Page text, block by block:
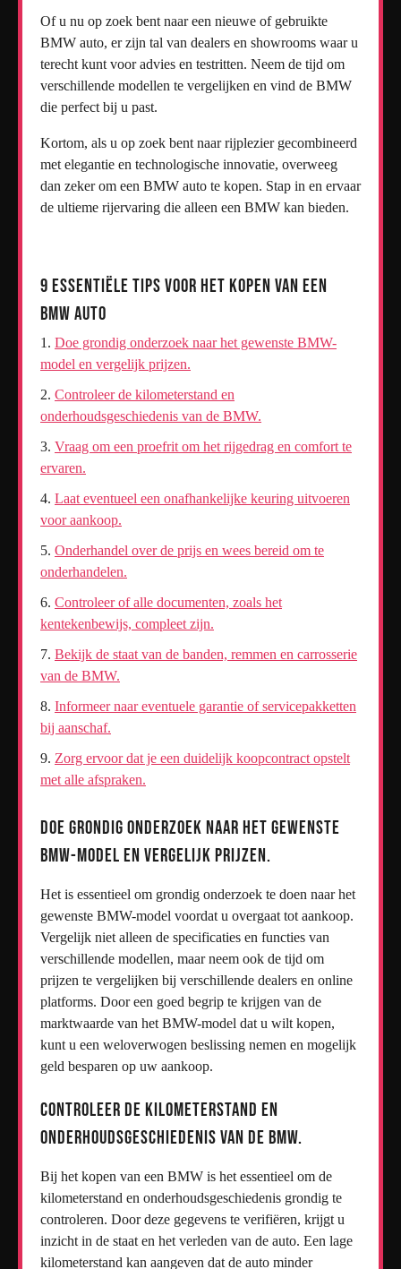
Of u nu op zoek bent naar een nieuwe of gebruikte
BMW auto, er zijn tal van dealers en showrooms waar u
terecht kunt voor advies en testritten. Neem de tijd om
verschillende modellen te vergelijken en vind de BMW
die perfect bij u past.
Kortom, als u op zoek bent naar rijplezier gecombineerd
met elegantie en technologische innovatie, overweeg
dan zeker om een BMW auto te kopen. Stap in en ervaar
de ultieme rijervaring die alleen een BMW kan bieden.
9 Essentiële Tips voor het Kopen van een
BMW Auto
Doe grondig onderzoek naar het gewenste BMW-
model en vergelijk prijzen.
Controleer de kilometerstand en
onderhoudsgeschiedenis van de BMW.
Vraag om een proefrit om het rijgedrag en comfort te
ervaren.
Laat eventueel een onafhankelijke keuring uitvoeren
voor aankoop.
Onderhandel over de prijs en wees bereid om te
onderhandelen.
Controleer of alle documenten, zoals het
kentekenbewijs, compleet zijn.
Bekijk de staat van de banden, remmen en carrosserie
van de BMW.
Informeer naar eventuele garantie of servicepakketten
bij aanschaf.
Zorg ervoor dat je een duidelijk koopcontract opstelt
met alle afspraken.
Doe grondig onderzoek naar het gewenste
BMW-model en vergelijk prijzen.
Het is essentieel om grondig onderzoek te doen naar het
gewenste BMW-model voordat u overgaat tot aankoop.
Vergelijk niet alleen de specificaties en functies van
verschillende modellen, maar neem ook de tijd om
prijzen te vergelijken bij verschillende dealers en online
platforms. Door een goed begrip te krijgen van de
marktwaarde van het BMW-model dat u wilt kopen,
kunt u een weloverwogen beslissing nemen en mogelijk
geld besparen op uw aankoop.
Controleer de kilometerstand en
onderhoudsgeschiedenis van de BMW.
Bij het kopen van een BMW is het essentieel om de
kilometerstand en onderhoudsgeschiedenis grondig te
controleren. Door deze gegevens te verifiëren, krijgt u
inzicht in de staat en het verleden van de auto. Een lage
kilometerstand kan aangeven dat de auto minder